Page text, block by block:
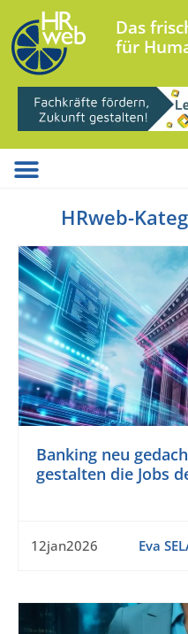
Das
für
HRweb-
Banking neu
gestalten die Jobs
12jan2026 Eva